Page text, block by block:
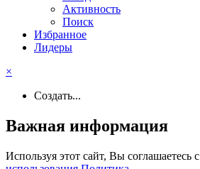
Активность
Поиск
Избранное
Лидеры
×
Создать...
Важная информация
Используя этот сайт, Вы соглашаетесь с